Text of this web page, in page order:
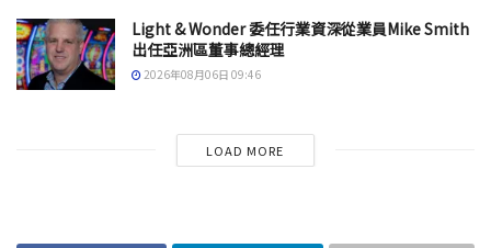
Light & Wonder 委任行業資深從業員Mike Smith
出任亞洲區董事總經理
2026年08月06日 09:46
LOAD MORE